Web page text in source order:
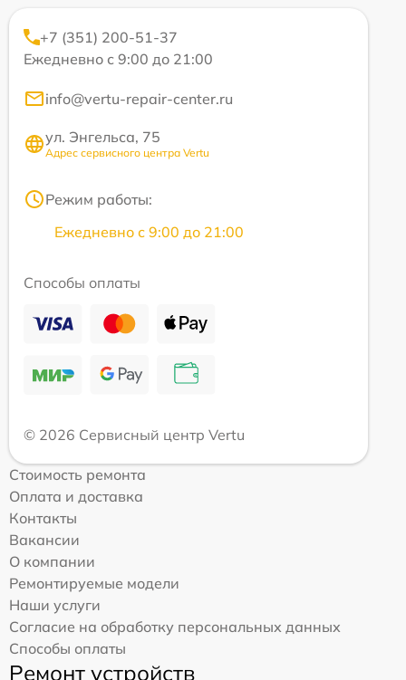
+7 (351) 200-51-37
Ежедневно с 9:00 до 21:00
info@vertu-repair-center.ru
ул. Энгельса, 75
Адрес сервисного центра Vertu
Режим работы:
Ежедневно с 9:00 до 21:00
Способы оплаты
© 2026 Сервисный центр Vertu
Стоимость ремонта
Оплата и доставка
Контакты
Вакансии
О компании
Ремонтируемые модели
Наши услуги
Согласие на обработку персональных данных
Способы оплаты
Ремонт устройств